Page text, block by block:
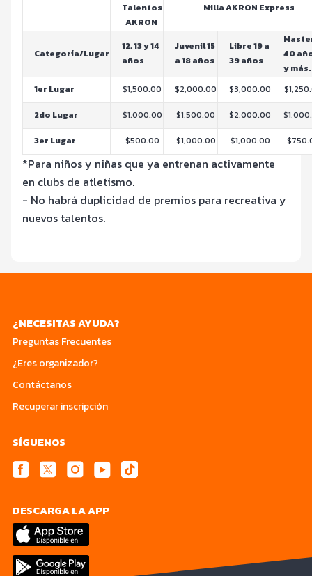
Talentos
AKRON
Milla AKRON Express
Categoría/Lugar
12, 13 y 14
años
Juvenil 15
a 18 años
Libre 19 a
39 años
40
y más.
1er Lugar
$1,500.00 $2,000.00 $3,000.00
2do Lugar $1,000.00 $1,500.00 $2,000.00
3er Lugar $500.00 $1,000.00 $1,000.00
*Para niños y niñas que ya entrenan activamente
en clubs de atletismo.
- No habrá duplicidad de premios para recreativa y
nuevos talentos.
¿NECESITAS AYUDA?
Preguntas Frecuentes
¿Eres organizador?
Contáctanos
Recuperar inscripción
SÍGUENOS
DESCARGA LA APP